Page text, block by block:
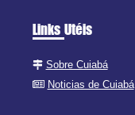
Links Utéis
Sobre Cuiabá
Noticias de Cuiabá